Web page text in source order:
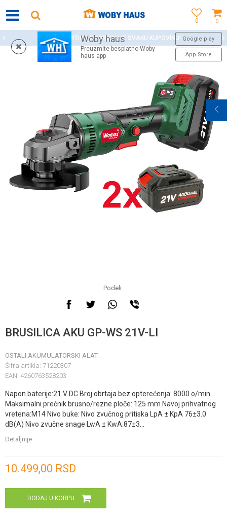
0
0
Woby haus
Preuzmite besplatno Woby
haus app
Google play
App Store
WOBY KARTICA NAGRAĐUJE SVAKU KUPOVINU!
Podeli
BRUSILICA AKU GP-WS 21V-LI
OSTALI AKUMULATORSKI ALAT
Šifra artikla: 71220307
EAN: 4260763528203
Napon baterije:21 V DC Broj obrtaja bez opterećenja: 8000 o/min
Maksimalni prečnik brusno/rezne ploče: 125 mm Navoj prihvatnog
vretena:M14 Nivo buke: Nivo zvučnog pritiska LpA ± KpA 76±3.0
dB(A) Nivo zvučne snage LwA ± KwA:87±3
Detaljnije
10.499,00 RSD
DODAJ U KORPU